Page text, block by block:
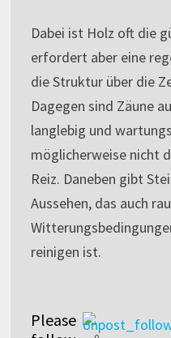
Dabei ist Holz oft die
erfordert aber eine
die Struktur über die
Dagegen sind Zäune
langlebig und
möglicherweise nicht
Reiz. Daneben gibt
Aussehen, das auch
reinigen ist.
Please